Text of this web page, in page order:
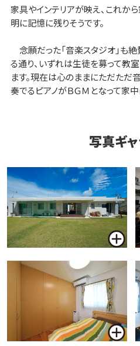
家具やインテリアが映え、これか
明に記憶に残りそうです。
念願だった「音楽スタジオ」も
る通り、いずれは生徒を募って教
ます。現在は心のままにただただ
奏でるピアノがＢＧＭとなって家
写真ギ